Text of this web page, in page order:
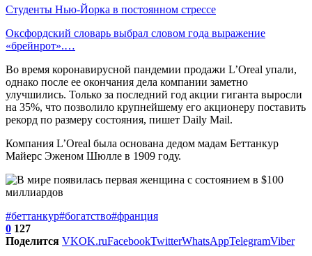
Студенты Нью-Йорка в постоянном стрессе
Оксфордский словарь выбрал словом года выражение
«брейнрот».…
Во время коронавирусной пандемии продажи L’Oreal упали,
однако после ее окончания дела компании заметно
улучшились. Только за последний год акции гиганта выросли
на 35%, что позволило крупнейшему его акционеру поставить
рекорд по размеру состояния, пишет Daily Mail.
Компания L’Oreal была основана дедом мадам Беттанкур
Майерс Эженом Шюлле в 1909 году.
#беттанкур#богатство#франция
0 127
Поделится VKOK.ruFacebookTwitterWhatsAppTelegramViber